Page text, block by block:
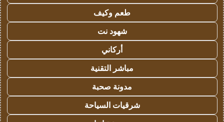
طعم وكيف
شهود نت
أركاني
مباشر التقنية
مدونة صحبة
شرقيات السياحة